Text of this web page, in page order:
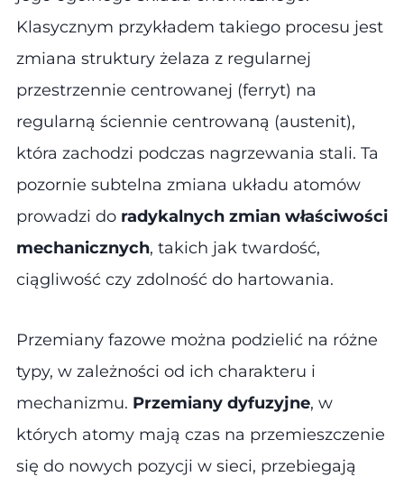
Klasycznym przykładem takiego procesu jest
zmiana struktury żelaza z regularnej
przestrzennie centrowanej (ferryt) na
regularną ściennie centrowaną (austenit),
która zachodzi podczas nagrzewania stali. Ta
pozornie subtelna zmiana układu atomów
prowadzi do radykalnych zmian właściwości
mechanicznych, takich jak twardość,
ciągliwość czy zdolność do hartowania.
Przemiany fazowe można podzielić na różne
typy, w zależności od ich charakteru i
mechanizmu. Przemiany dyfuzyjne, w
których atomy mają czas na przemieszczenie
się do nowych pozycji w sieci, przebiegają